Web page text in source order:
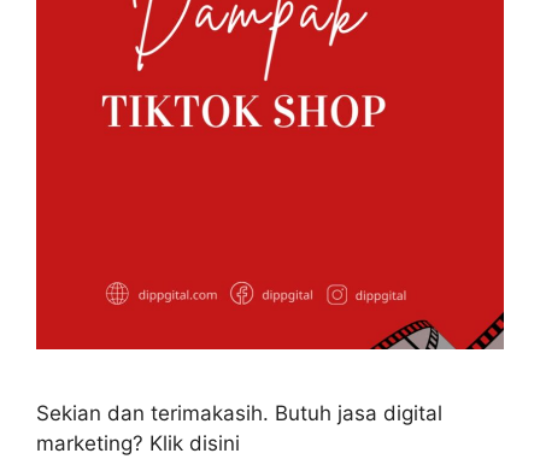
Sekian dan terimakasih. Butuh jasa digital
marketing? Klik disini